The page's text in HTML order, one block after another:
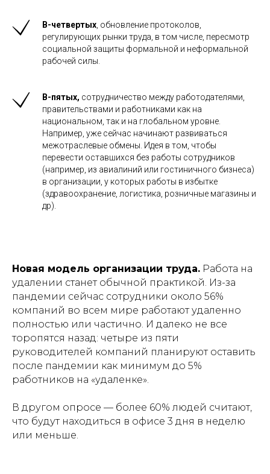
В-четвертых , обновление протоколов,
регулирующих рынки труда, в том числе, пересмотр
социальной защиты формальной и неформальной
рабочей силы.
В-пятых, сотрудничество между работодателями,
правительствами и работниками как на
национальном, так и на глобальном уровне.
Например, уже сейчас начинают развиваться
межотраслевые обмены. Идея в том, чтобы
перевести оставшихся без работы сотрудников
(например, из авиалиний или гостиничного бизнеса)
в организации, у которых работы в избытке
(здравоохранение, логистика, розничные магазины и
др).
Новая модель организации труда. Работа на
удалении станет обычной практикой. Из-за
пандемии сейчас сотрудники около 56%
компаний во всем мире работают удаленно
полностью или частично. И далеко не все
торопятся назад: четыре из пяти
руководителей компаний планируют оставить
после пандемии как минимум до 5%
работников на «удаленке».
В другом опросе — более 60% людей считают,
что будут находиться в офисе 3 дня в неделю
или меньше.